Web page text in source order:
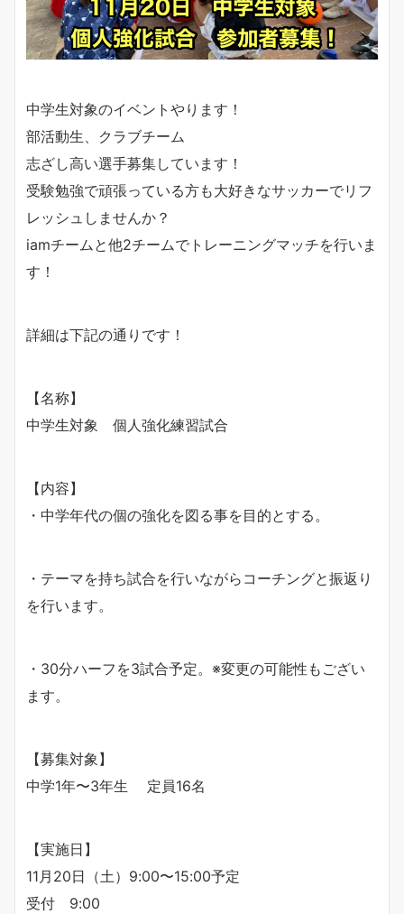
中学生対象のイベントやります！
部活動生、クラブチーム
志ざし高い選手募集しています！
受験勉強で頑張っている方も大好きなサッカーでリフ
レッシュしませんか？
iamチームと他2チームでトレーニングマッチを行いま
す！
詳細は下記の通りです！
【名称】
中学生対象 個人強化練習試合
【内容】
・中学年代の個の強化を図る事を目的とする。
・テーマを持ち試合を行いながらコーチングと振返り
を行います。
・30分ハーフを3試合予定。※変更の可能性もござい
ます。
【募集対象】
中学1年〜3年生 定員16名
【実施日】
11月20日（土）9:00〜15:00予定
受付 9:00